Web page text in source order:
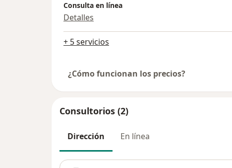
Consulta en línea
Detalles
+ 5 servicios
¿Cómo funcionan los precios?
Consultorios (2)
Dirección En línea